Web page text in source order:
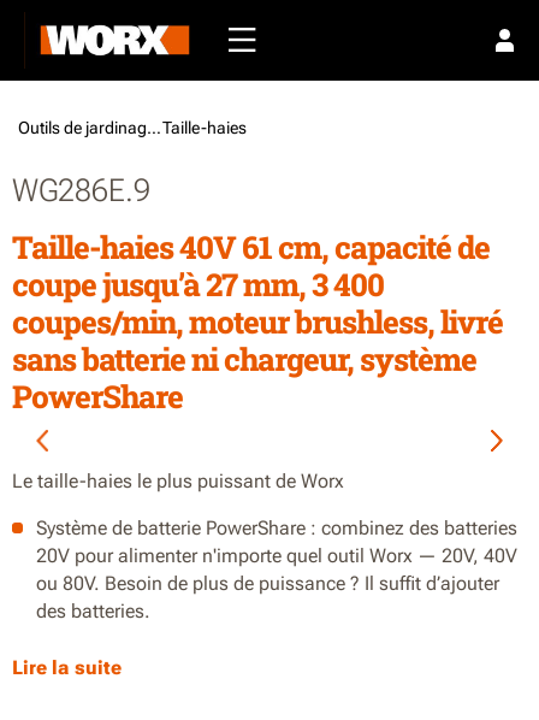
Outils de jardinage /Taille-haies
WG286E.9
Taille-haies 40V 61 cm, capacité de
coupe jusqu’à 27 mm, 3 400
coupes/min, moteur brushless, livré
sans batterie ni chargeur, système
PowerShare
Le taille-haies le plus puissant de Worx
Système de batterie PowerShare : combinez des batteries
20V pour alimenter n'importe quel outil Worx — 20V, 40V
ou 80V. Besoin de plus de puissance ? Il suffit d’ajouter
des batteries.
Puissance équivalente à 19 cm³
Lire la suite